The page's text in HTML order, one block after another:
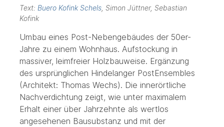
Text: Buero Kofink Schels, Simon Jüttner, Sebastian
Kofink
Umbau eines Post-Nebengebäudes der 50er-
Jahre zu einem Wohnhaus. Aufstockung in
massiver, leimfreier Holzbauweise. Ergänzung
des ursprünglichen Hindelanger PostEnsembles
(Architekt: Thomas Wechs). Die innerörtliche
Nachverdichtung zeigt, wie unter maximalem
Erhalt einer über Jahrzehnte als wertlos
angesehenen Bausubstanz und mit der